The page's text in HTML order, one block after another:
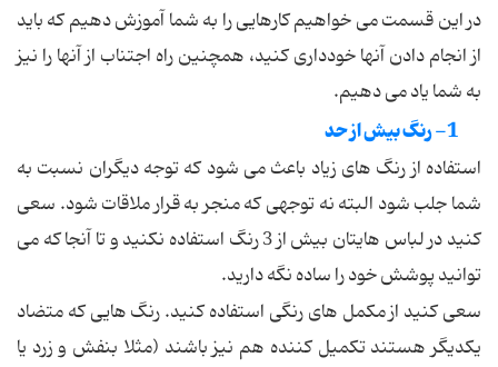
در این قسمت می خواهیم كارهایی را به شما آموزش دهیم كه باید
از انجام دادن آنها خودداری كنید، همچنین راه اجتناب از آنها را نیز
به شما یاد می دهیم.
1- رنگ بیش از حد
استفاده از رنگ های زیاد باعث می شود كه توجه دیگران نسبت به
شما جلب شود البته نه توجهی كه منجر به قرار ملاقات شود. سعی
كنید در لباس هایتان بیش از 3 رنگ استفاده نكنید و تا آنجا كه می
توانید پوشش خود را ساده نگه دارید.
سعی كنید از مكمل های رنگی استفاده كنید. رنگ هایی كه متضاد
یكدیگر هستند تكمیل كننده هم نیز باشند (مثلا بنفش و زرد یا